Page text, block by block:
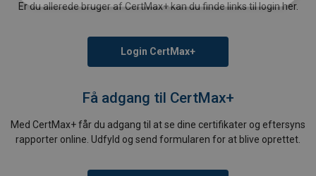
Er du allerede bruger af CertMax+ kan du finde links til login her.
Login CertMax+
Få adgang til CertMax+
Med CertMax+ får du adgang til at se dine certifikater og eftersyns
rapporter online. Udfyld og send formularen for at blive oprettet.